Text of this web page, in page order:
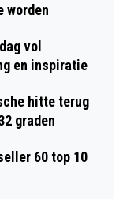
worden
vol
en inspiratie
hitte terug
graden
60 top 10